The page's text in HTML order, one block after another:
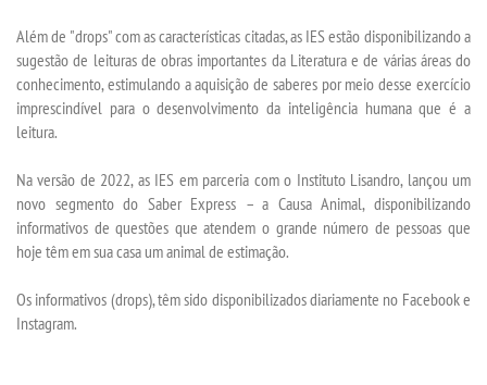
UNIESP NEWS
REPOSITÓRIO
REGIMENTOS
LOGIN
Além de "drops" com as características citadas, as IES estão disponibilizando a
sugestão de leituras de obras importantes da Literatura e de várias áreas do
conhecimento, estimulando a aquisição de saberes por meio desse exercício
imprescindível para o desenvolvimento da inteligência humana que é a
leitura.
Na versão de 2022, as IES em parceria com o Instituto Lisandro, lançou um
novo segmento do Saber Express – a Causa Animal, disponibilizando
informativos de questões que atendem o grande número de pessoas que
hoje têm em sua casa um animal de estimação.
Os informativos (drops), têm sido disponibilizados diariamente no Facebook e
Instagram.